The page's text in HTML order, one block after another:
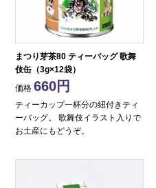
まつり芽茶80 ティーバッグ 歌舞
伎缶（3g×12袋）
価格 660
ティーカップ一杯分の紐付きティ
ーバッグ。 歌舞伎イラスト入りで
お土産にもどうぞ。